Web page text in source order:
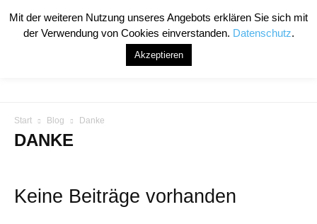
Start Blog Danke
DANKE
Keine Beiträge vorhanden
Mit der weiteren Nutzung unseres Angebots erklären Sie sich mit
der Verwendung von Cookies einverstanden. Datenschutz.
Akzeptieren